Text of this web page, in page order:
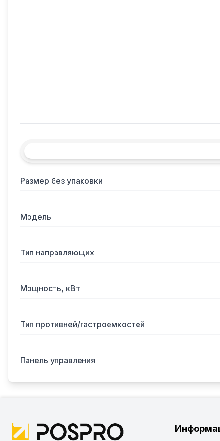
Размер без упаковки
Модель
Тип направляющих
Мощность, кВт
Тип противней/гастроемкостей
Панель управления